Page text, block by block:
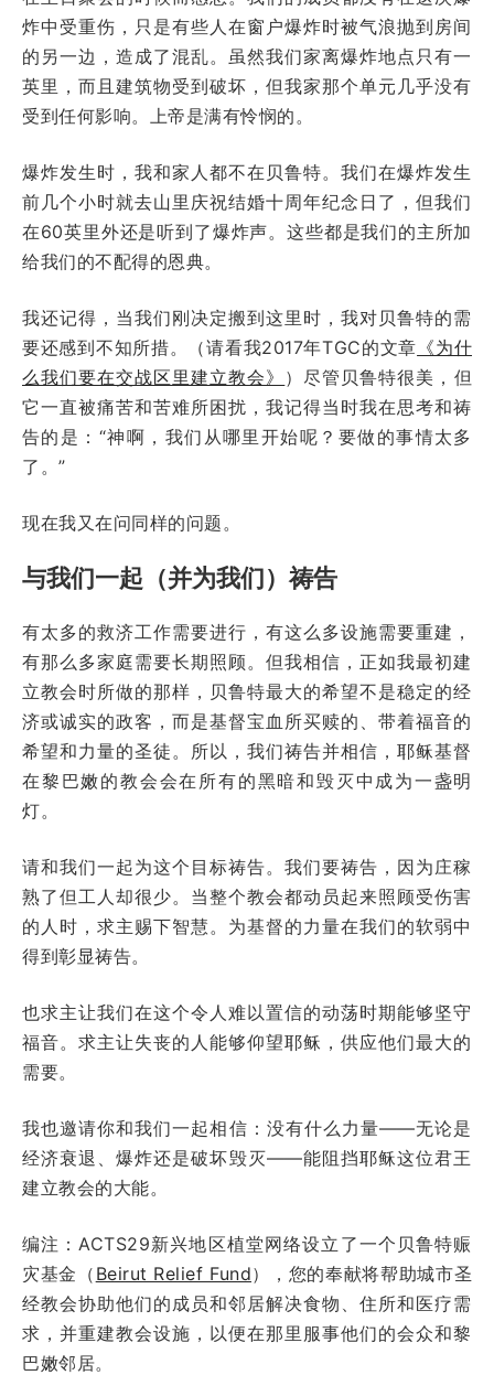
炸中受重伤，只是有些人在窗户爆炸时被气浪抛到房间
的另一边，造成了混乱。虽然我们家离爆炸地点只有一
英里，而且建筑物受到破坏，但我家那个单元几乎没有
受到任何影响。上帝是满有怜悯的。
爆炸发生时，我和家人都不在贝鲁特。我们在爆炸发生
前几个小时就去山里庆祝结婚十周年纪念日了，但我们
在60英里外还是听到了爆炸声。这些都是我们的主所加
给我们的不配得的恩典。
我还记得，当我们刚决定搬到这里时，我对贝鲁特的需
要还感到不知所措。（请看我2017年TGC的文章 《为什
么我们要在交战区里建立教会》 ）尽管贝鲁特很美，但
它一直被痛苦和苦难所困扰，我记得当时我在思考和祷
告的是：“神啊，我们从哪里开始呢？要做的事情太多
了。”
现在我又在问同样的问题。
与我们一起（并为我们）祷告
有太多的救济工作需要进行，有这么多设施需要重建，
有那么多家庭需要长期照顾。但我相信，正如我最初建
立教会时所做的那样，贝鲁特最大的希望不是稳定的经
济或诚实的政客，而是基督宝血所买赎的、带着福音的
希望和力量的圣徒。所以，我们祷告并相信，耶稣基督
在黎巴嫩的教会会在所有的黑暗和毁灭中成为一盏明
灯。
请和我们一起为这个目标祷告。我们要祷告，因为庄稼
熟了但工人却很少。当整个教会都动员起来照顾受伤害
的人时，求主赐下智慧。为基督的力量在我们的软弱中
得到彰显祷告。
也求主让我们在这个令人难以置信的动荡时期能够坚守
福音。求主让失丧的人能够仰望耶稣，供应他们最大的
需要。
我也邀请你和我们一起相信：没有什么力量——无论是
经济衰退、爆炸还是破坏毁灭——能阻挡耶稣这位君王
建立教会的大能。
编注：ACTS29新兴地区植堂网络设立了一个贝鲁特赈
灾基金（ Beirut Relief Fund），您的奉献将帮助城市圣
经教会协助他们的成员和邻居解决食物、住所和医疗需
求，并重建教会设施，以便在那里服事他们的会众和黎
巴嫩邻居。